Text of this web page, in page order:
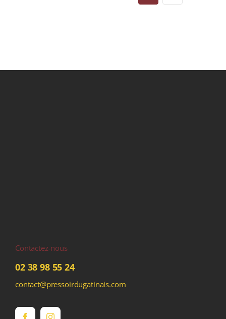
Contactez-nous
02 38 98 55 24
contact@pressoirdugatinais.com